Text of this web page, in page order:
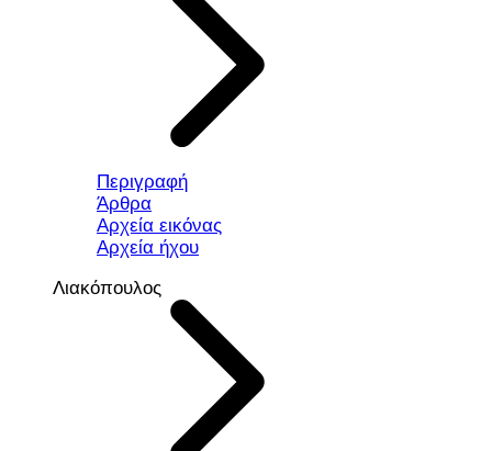
Περιγραφή
Άρθρα
Αρχεία εικόνας
Αρχεία ήχου
Λιακόπουλος